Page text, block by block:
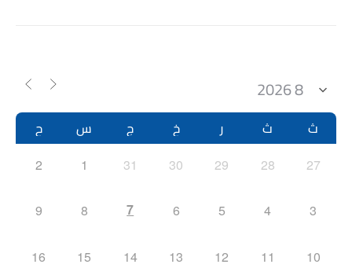
ث ث ر خ ج س ح
27
28
29
30
31
1
2
3
4
5
6
7
8
9
10
11
12
13
14
15
16